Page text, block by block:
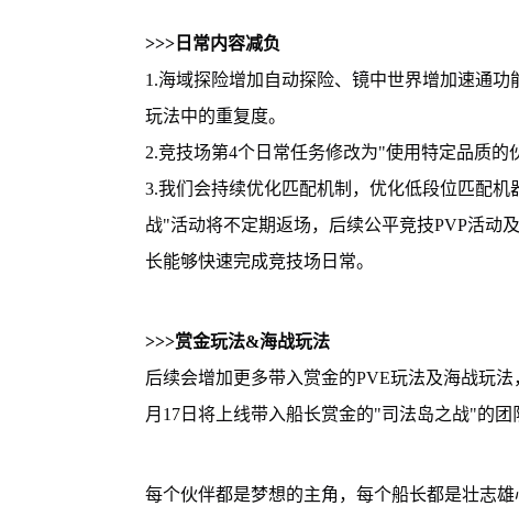
>>>日常内容减负
1.海域探险增加自动探险、镜中世界增加速通
玩法中的重复度。
2.竞技场第4个日常任务修改为"使用特定品质的
3.我们会持续优化匹配机制，优化低段位匹配
战"活动将不定期返场，后续公平竞技PVP活动
长能够快速完成竞技场日常。
>>>赏金玩法&海战玩法
后续会增加更多带入赏金的PVE玩法及海战玩
月17日将上线带入船长赏金的"司法岛之战"的团
每个伙伴都是梦想的主角，每个船长都是壮志雄